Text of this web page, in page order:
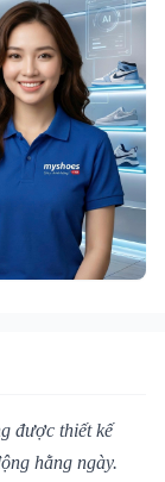
được thiết kế
hằng ngày.